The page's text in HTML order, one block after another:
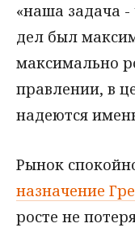
«наша задача
дел был
максимально
правлении, в
надеются
Рынок
назначение
росте не